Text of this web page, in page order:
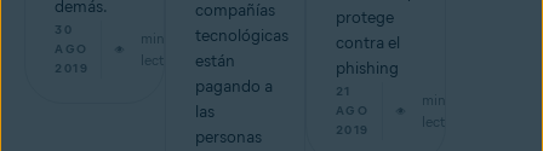
demás.
30
AGO
2019
min de
lectura
compañías
tecnológicas
están
pagando a
las
personas
protege
contra el
phishing
21
AGO
2019
min de
lectura